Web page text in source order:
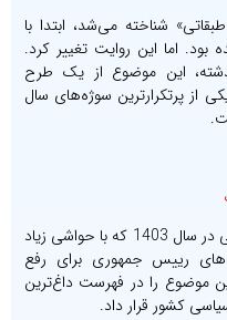
شناخته می‌شد، ابتدا با
بود. اما این روایت تغییر کرد.
این موضوع از یک طرح
از پرتکرارترین سوژه‌های سال
پس از رفع فیلترینگ واتس‌اپ و گوگل‌پلی در سال 1403 که با حواشی زیاد
رییس جمهوری برای رفع
موضوع را در فهرست داغ‌ترین
کشور قرار داد.